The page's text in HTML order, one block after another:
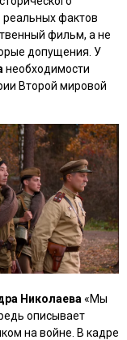
реальных фактов
фильм, а не
допущения. У
необходимости
Второй мировой
Николаева «Мы
описывает
на войне. В кадре